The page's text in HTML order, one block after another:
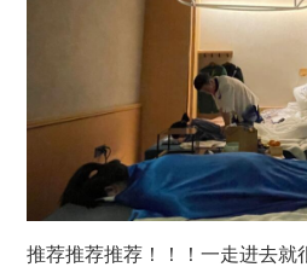
推荐推荐推荐！！！一走进去就